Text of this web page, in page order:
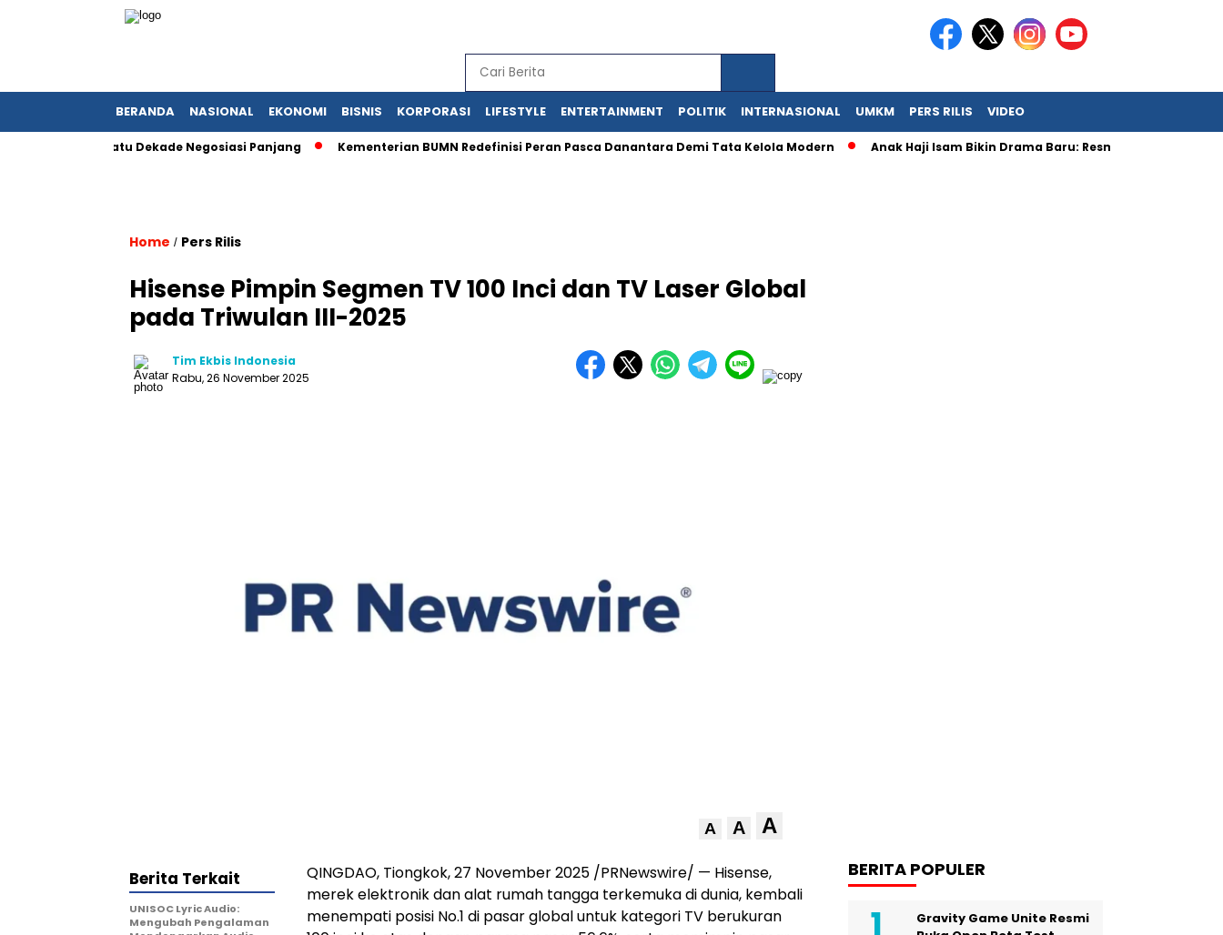
BERANDA NASIONAL EKONOMI BISNIS KORPORASI LIFESTYLE ENTERTAINMENT POLITIK INTERNASIONAL UMKM PERS RILIS VIDEO
Setelah Satu Dekade Negosiasi Panjang Kementerian BUMN Redefinisi Peran Pasca Danantara Demi Tata Kelola Modern Anak Haji Isam Bikin Drama Baru: Resmi Jadi Big Boss KFC!
Home / Pers Rilis
Hisense Pimpin Segmen TV 100 Inci dan TV Laser Global
pada Triwulan III-2025
Tim Ekbis Indonesia
Rabu, 26 November 2025
A A A
QINGDAO, Tiongkok,27 November 2025 /PRNewswire/ — Hisense,
merek elektronik dan alat rumah tangga terkemuka di dunia, kembali
menempati posisi No.1 di pasar global untuk kategori TV berukuran
Berita Terkait
UNISOC Lyric Audio:
Mengubah Pengalaman
BERITA POPULER
Gravity Game Unite Resmi